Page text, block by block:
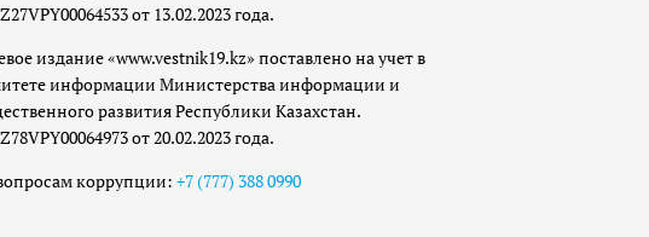
от 13.02.2023 года.
издание «www.vestnik19.kz» поставлено на учет в
информации Министерства информации и
развития Республики Казахстан.
от 20.02.2023 года.
коррупции: +7 (777) 388 0990